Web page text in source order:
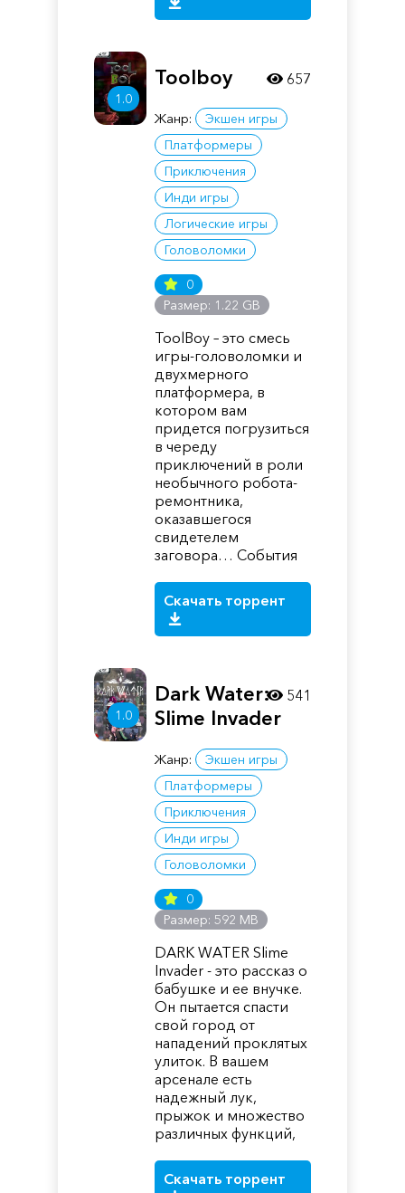
1.0
Toolboy
Жанр:
Экшен игры
Платформеры
Приключения
Инди игры
Логические игры
Головоломки
0
Размер: 1.22 GB
ToolBoy – это смесь
игры-головоломки и
двухмерного
платформера, в
котором вам
придется погрузиться
в череду
приключений в роли
необычного робота-
ремонтника,
оказавшегося
свидетелем
заговора… События
Скачать торрент
657
1.0
Dark Water:
Slime Invader
Жанр:
Экшен игры
Платформеры
Приключения
Инди игры
Головоломки
0
Размер: 592 MB
DARK WATER Slime
Invader - это рассказ о
бабушке и ее внучке.
Он пытается спасти
свой город от
нападений проклятых
улиток. В вашем
арсенале есть
надежный лук,
прыжок и множество
различных функций,
Скачать торрент
541